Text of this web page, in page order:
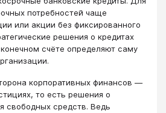
потребностей чаще
или акции без фиксированного
решения о кредитах
счёте определяют саму
корпоративных финансов —
то есть решения о
средств. Ведь